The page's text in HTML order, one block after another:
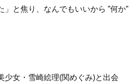
」と焦り、なんでもいいから ”何か”
少女・雪崎絵理(関めぐみ)と出会